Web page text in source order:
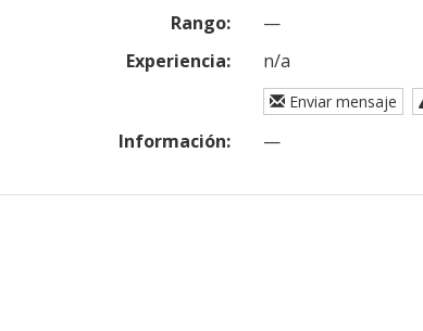
Rango:
—
Experiencia:
n/a
Enviar mensaje
Información: —